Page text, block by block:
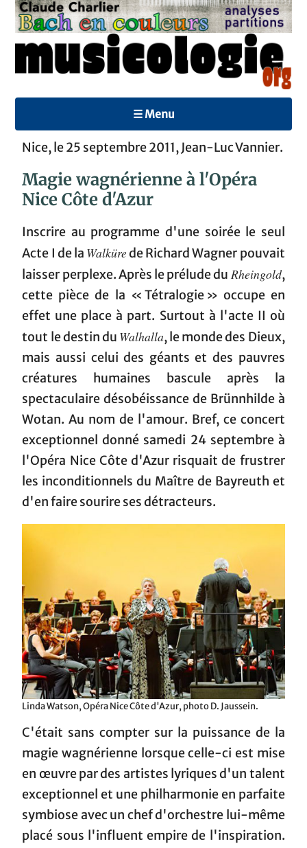
☰ Menu
Nice, le 25 septembre 2011, Jean-Luc Vannier.
Magie wagnérienne à l'Opéra
Nice Côte d'Azur
Inscrire au programme d'une soirée le seul
Acte I de la Walkürede Richard Wagner pouvait
laisser perplexe. Après le prélude du Rheingold,
cette pièce de la « Tétralogie » occupe en
effet une place à part. Surtout à l'acte II où
tout le destin du Walhalla, le monde des Dieux,
mais aussi celui des géants et des pauvres
créatures humaines bascule après la
spectaculaire désobéissance de Brünnhilde à
Wotan. Au nom de l'amour. Bref, ce concert
exceptionnel donné samedi 24 septembre à
l'Opéra Nice Côte d'Azur risquait de frustrer
les inconditionnels du Maître de Bayreuth et
d'en faire sourire ses détracteurs.
Linda Watson, Opéra Nice Côte d'Azur, photo D. Jaussein.
C'était sans compter sur la puissance de la
magie wagnérienne lorsque celle-ci est mise
en œuvre par des artistes lyriques d'un talent
exceptionnel et une philharmonie en parfaite
symbiose avec un chef d'orchestre lui-même
placé sous l'influent empire de l'inspiration.